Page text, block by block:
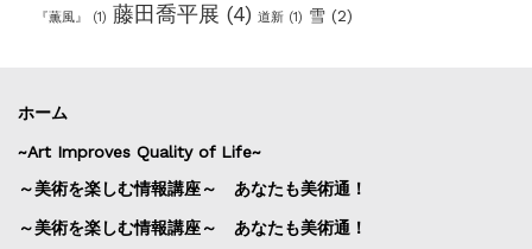
『薫風』 (1) 藤田喬平展 (4) 道新(1) 雪(2)
ホーム
~Art Improves Quality of Life~
～美術を楽しむ情報講座～ あなたも美術通！
～美術を楽しむ情報講座～ あなたも美術通！